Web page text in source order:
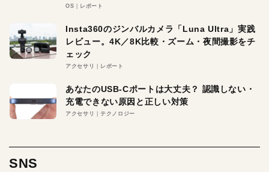
OS レポート
Insta360のジンバルカメラ「Luna Ultra」実践
レビュー。4K／8K比較・ズーム・夜間撮影をチ
ェック
アクセサリ レポート
あなたのUSB-Cポートは大丈夫？ 認識しない・
充電できない原因と正しい対策
アクセサリ テクノロジー
SNS